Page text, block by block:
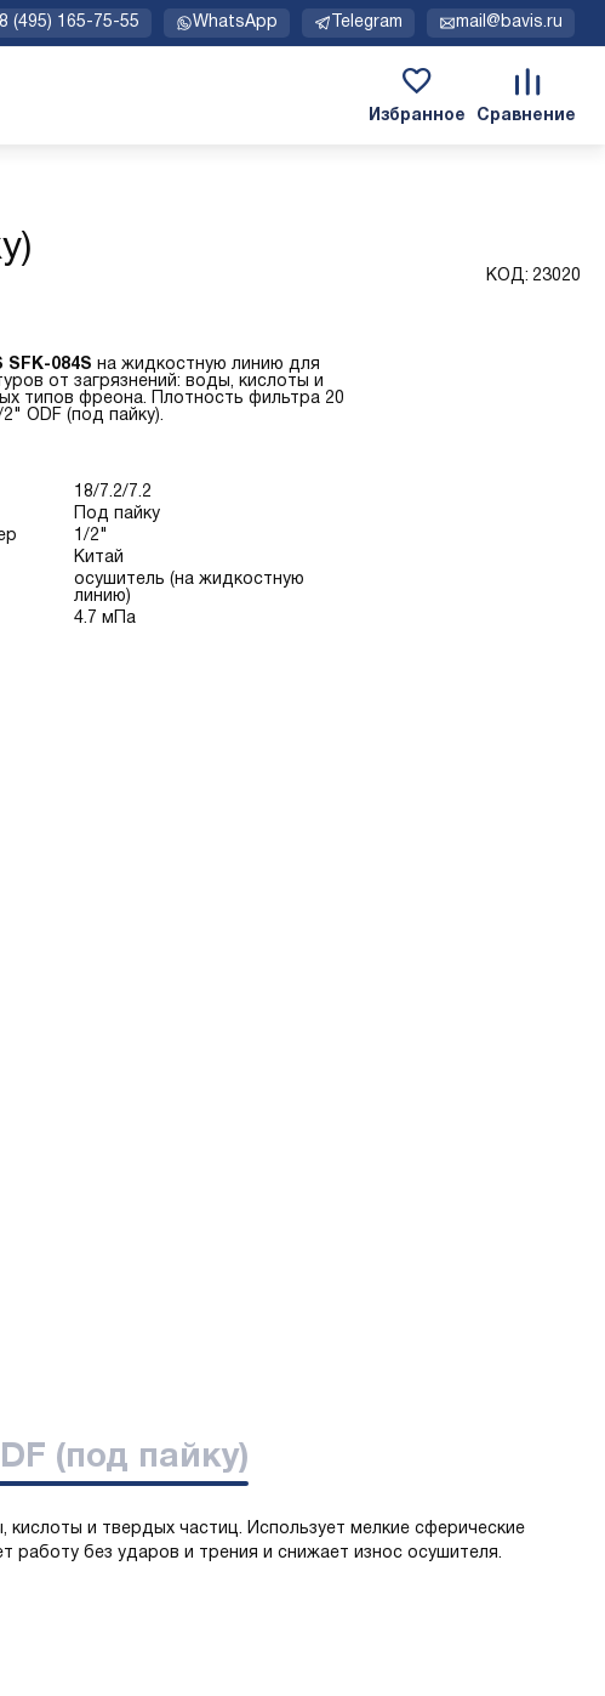
8 (495) 165-75-55 WhatsApp Telegram mail@bavis.ru
КОД: 23020
SFK-084S на жидкостную линию для
от загрязнений: воды, кислоты и
типов фреона. Плотность фильтра 20
ODF (под пайку).
18/7.2/7.2
Под пайку
1/2"
Китай
осушитель (на жидкостную
линию)
4.7 мПа
(под пайку)
и твердых частиц. Использует мелкие сферические
работу без ударов и трения и снижает износ осушителя.